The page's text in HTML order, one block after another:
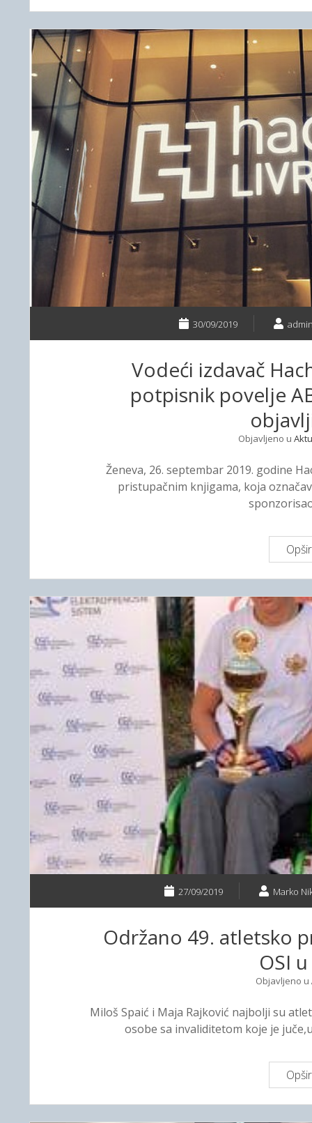
30/09/2019 admin
Vodeći izdavač
potpisnik povelje
Objavljeno u
Ženeva, 26. septembar 2019. godine
pristupačnim knjigama, koja
27/09/2019 Marko
Održano 49. atletsko
OSI
Objavljeno u
Miloš Spaić i Maja Rajković najbolji su
osobe sa invaliditetom koje je